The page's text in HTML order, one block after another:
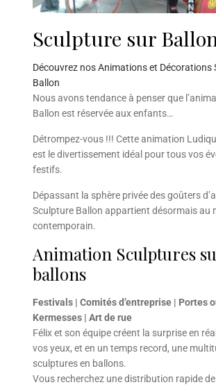
Sculpture sur
Découvrez nos Animations et Décorations
Ballon
Nous avons tendance à penser que
Ballon est réservée aux enfants…
Détrompez-vous !!! Cette animation
est le divertissement idéal pour tous vos
festifs.
Dépassant la sphère privée des goûters
Sculpture Ballon appartient désormais au
contemporain.
Animation Sculptures
ballons
Festivals | Comités d’entreprise | Portes
Kermesses | Art de rue
Félix et son équipe créent la surprise en
vos yeux, et en un temps record, une
sculptures en ballons.
Vous recherchez une distribution rapide